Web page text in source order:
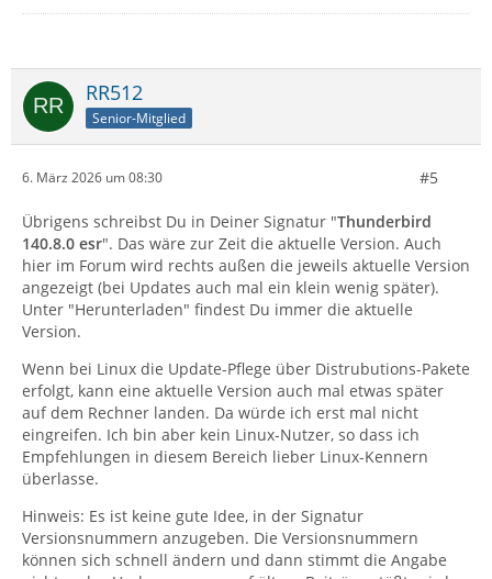
RR512
Senior-Mitglied
6. März 2026 um 08:30 #5
Übrigens schreibst Du in Deiner Signatur "Thunderbird
140.8.0 esr". Das wäre zur Zeit die aktuelle Version. Auch
hier im Forum wird rechts außen die jeweils aktuelle Version
angezeigt (bei Updates auch mal ein klein wenig später).
Unter "Herunterladen" findest Du immer die aktuelle
Version.
Wenn bei Linux die Update-Pflege über Distrubutions-Pakete
erfolgt, kann eine aktuelle Version auch mal etwas später
auf dem Rechner landen. Da würde ich erst mal nicht
eingreifen. Ich bin aber kein Linux-Nutzer, so dass ich
Empfehlungen in diesem Bereich lieber Linux-Kennern
überlasse.
Hinweis: Es ist keine gute Idee, in der Signatur
Versionsnummern anzugeben. Die Versionsnummern
können sich schnell ändern und dann stimmt die Angabe